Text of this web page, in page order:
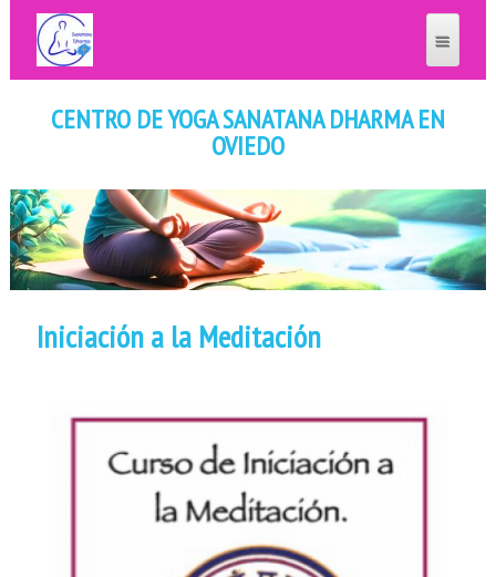
CENTRO DE YOGA SANATANA DHARMA EN
OVIEDO
Iniciación a la Meditación